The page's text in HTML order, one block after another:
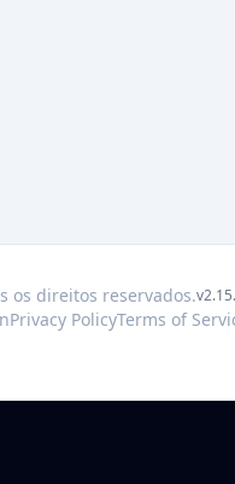
os direitos reservados.
Privacy PolicyTerms of